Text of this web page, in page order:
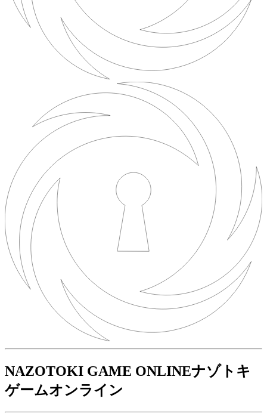
NAZOTOKI GAME ONLINEナゾトキ
ゲームオンライン